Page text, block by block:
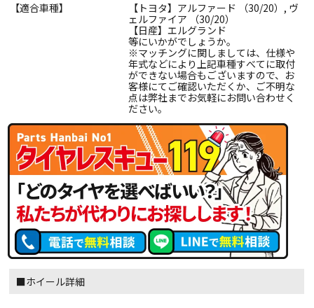
【適合車種】
【トヨタ】アルファード （30/20）, ヴ
ェルファイア （30/20）
【日産】エルグランド
等にいかがでしょうか。
※マッチングに関しましては、仕様や
年式などにより上記車種すべてに取付
ができない場合もございますので、お
客様にてご確認いただくか、ご不明な
点は弊社までお気軽にお問い合わせく
ださい。
■ホイール詳細